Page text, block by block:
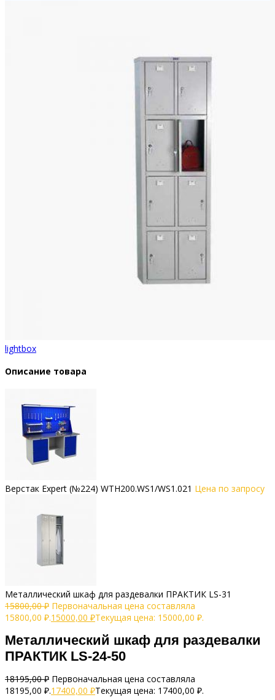
lightbox
Описание товара
Верстак Expert (№224) WTH200.WS1/WS1.021 Цена по запросу
Металлический шкаф для раздевалки ПРАКТИК LS-31
15800,00₽ Первоначальная цена составляла
15800,00 ₽.15000,00 ₽Текущая цена: 15000,00 ₽.
Металлический шкаф для раздевалки
ПРАКТИК LS-24-50
18195,00₽ Первоначальная цена составляла
18195,00 ₽.17400,00 ₽Текущая цена: 17400,00 ₽.